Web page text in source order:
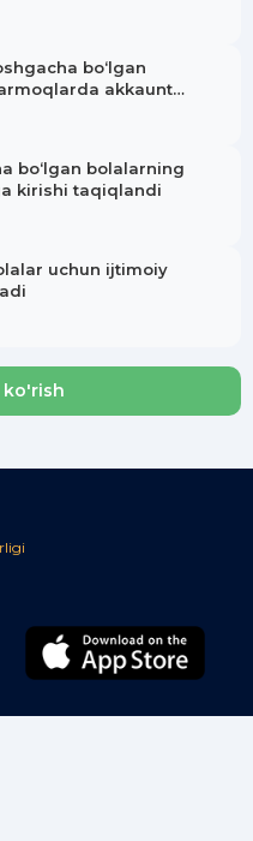
bo‘lgan
akkaunt
bo‘lgan bolalarning
kirishi taqiqlandi
uchun ijtimoiy
ko'rish